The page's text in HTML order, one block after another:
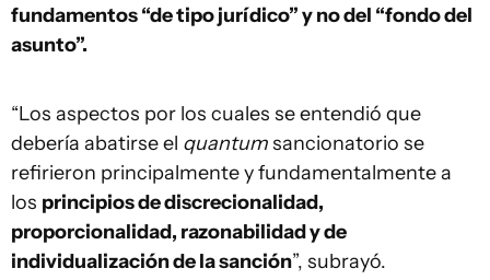
fundamentos “de tipo jurídico” y no del “fondo del
asunto”.
“Los aspectos por los cuales se entendió que
debería abatirse el quantumsancionatorio se
refirieron principalmente y fundamentalmente a
los principios de discrecionalidad,
proporcionalidad, razonabilidad y de
individualización de la sanción”, subrayó.